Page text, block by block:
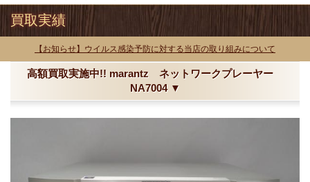
買取実績
【お知らせ】ウイルス感染予防に対する当店の取り組みについて
高額買取実施中!! marantz ネットワークプレーヤー
NA7004 ▼